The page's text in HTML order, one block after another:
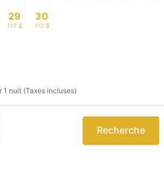
29
117 $
30
117 $
1 nuit (Taxes incluses)
Recherche